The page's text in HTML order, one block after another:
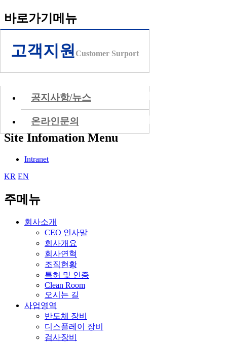
바로가기메뉴
본문 바로가기
주메뉴 바로가기
하단 바로가기
Site Infomation Menu
Intranet
KR EN
주메뉴
회사소개
CEO 인사말
회사개요
회사연혁
조직현황
특허 및 인증
Clean Room
오시는 길
사업영역
반도체 장비
디스플레이 장비
검사장비
고객지원 Customer Surport
공지사항/뉴스
온라인문의